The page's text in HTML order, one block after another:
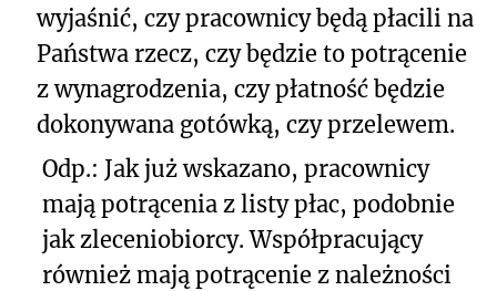
wyjaśnić, czy pracownicy będą płacili na
Państwa rzecz, czy będzie to potrącenie
z wynagrodzenia, czy płatność będzie
dokonywana gotówką, czy przelewem.
Odp.: Jak już wskazano, pracownicy
mają potrącenia z listy płac, podobnie
jak zleceniobiorcy. Współpracujący
również mają potrącenie z należności